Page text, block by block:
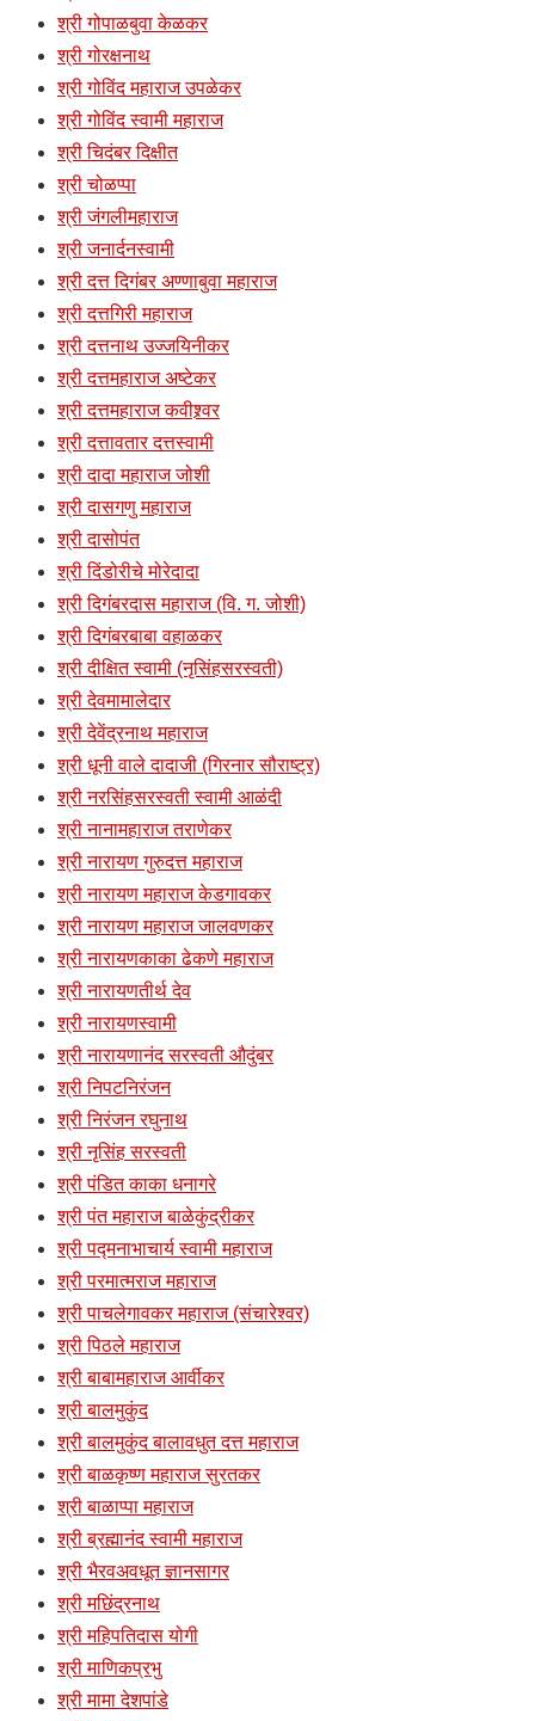
श्री गोपाळबुवा केळकर
श्री गोरक्षनाथ
श्री गोविंद महाराज उपळेकर
श्री गोविंद स्वामी महाराज
श्री चिदंबर दिक्षीत
श्री चोळप्पा
श्री जंगलीमहाराज
श्री जनार्दनस्वामी
श्री दत्त दिगंबर अण्णाबुवा महाराज
श्री दत्तगिरी महाराज
श्री दत्तनाथ उज्जयिनीकर
श्री दत्तमहाराज अष्टेकर
श्री दत्तमहाराज कवीश्र्वर
श्री दत्तावतार दत्तस्वामी
श्री दादा महाराज जोशी
श्री दासगणु महाराज
श्री दासोपंत
श्री दिंडोरीचे मोरेदादा
श्री दिगंबरदास महाराज (वि. ग. जोशी)
श्री दिगंबरबाबा वहाळकर
श्री दीक्षित स्वामी (नृसिंहसरस्वती)
श्री देवमामालेदार
श्री देवेंद्रनाथ महाराज
श्री धूनी वाले दादाजी (गिरनार सौराष्ट्र)
श्री नरसिंहसरस्वती स्वामी आळंदी
श्री नानामहाराज तराणेकर
श्री नारायण गुरुदत्त महाराज
श्री नारायण महाराज केडगावकर
श्री नारायण महाराज जालवणकर
श्री नारायणकाका ढेकणे महाराज
श्री नारायणतीर्थ देव
श्री नारायणस्वामी
श्री नारायणानंद सरस्वती औदुंबर
श्री निपटनिरंजन
श्री निरंजन रघुनाथ
श्री नृसिंह सरस्वती
श्री पंडित काका धनागरे
श्री पंत महाराज बाळेकुंद्रीकर
श्री पद्मनाभाचार्य स्वामी महाराज
श्री परमात्मराज महाराज
श्री पाचलेगावकर महाराज (संचारेश्वर)
श्री पिठले महाराज
श्री बाबामहाराज आर्वीकर
श्री बालमुकुंद
श्री बालमुकुंद बालावधुत दत्त महाराज
श्री बाळकृष्ण महाराज सुरतकर
श्री बाळाप्पा महाराज
श्री ब्रह्मानंद स्वामी महाराज
श्री भैरवअवधूत ज्ञानसागर
श्री मछिंद्रनाथ
श्री महिपतिदास योगी
श्री माणिकप्रभु
श्री मामा देशपांडे